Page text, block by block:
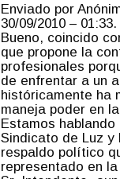
Enviado por
30/09/2010 – 01:33.
Bueno, coincido
que propone la
profesionales
de enfrentar a un
históricamente ha
maneja poder en
Estamos hablando
Sindicato de Luz y
respaldo político
representado en